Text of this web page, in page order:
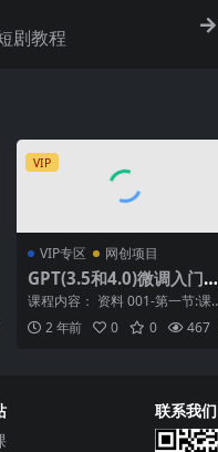
剧教程
VIP
VIP专区 网创项目
GPT(3.5和4.0)微调入门和
实战，源码数据集实战案
例（8节课+资料）
课程内容： 资料 001-第一节:课
程简介,mp4 002-第二节:环境和
数据准...
2 年前 0 0 467
联系我们